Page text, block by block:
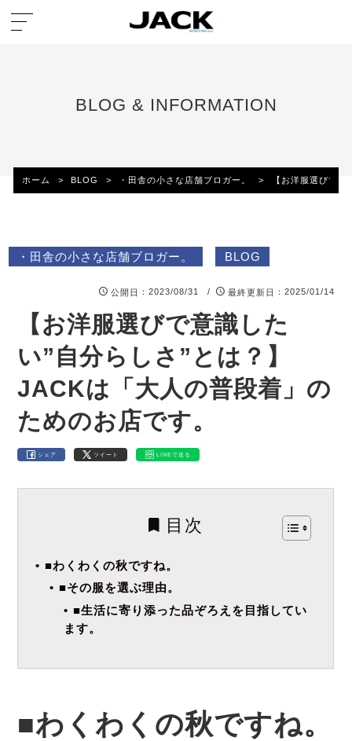
BLOG & INFORMATION
ホーム > BLOG > ・田舎の小さな店舗ブロガー。 > 【お洋服選びで
・田舎の小さな店舗ブロガー。 BLOG
公開日 ：2023/08/31 / 最終更新日 ：2025/01/14
【お洋服選びで意識した
い”自分らしさ”とは？】
JACKは「大人の普段着」の
ためのお店です。
シェア ツイート LINEで送る
目次
■わくわくの秋ですね。
■その服を選ぶ理由。
■生活に寄り添った品ぞろえを目指してい
ます。
■わくわくの秋ですね。